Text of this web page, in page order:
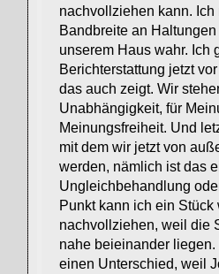
nachvollziehen kann.
Bandbreite an
unserem Haus wahr. Ich
Berichterstattung jetzt
das auch zeigt. Wir
Unabhängigkeit, für
Meinungsfreiheit. Und
mit dem wir jetzt von
werden, nämlich ist das
Ungleichbehandlung
Punkt kann ich ein Stück
nachvollziehen, weil die
nahe beieinander liegen.
einen Unterschied, weil